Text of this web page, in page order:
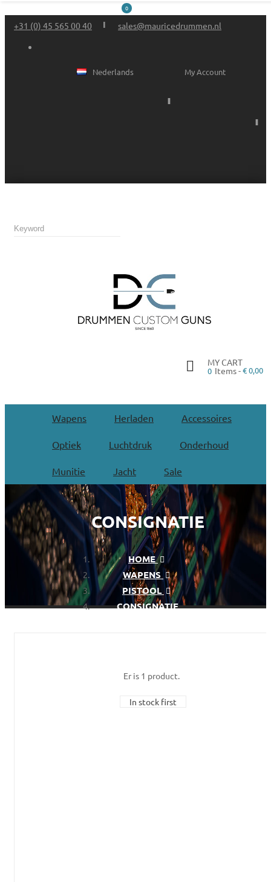
0
+31 (0) 45 565 00 40 sales@mauricedrummen.nl
My Account
Nederlands
MY CART
0 Items -€ 0,00
Wapens Herladen Accessoires
Optiek Luchtdruk Onderhoud
Munitie Jacht Sale
CONSIGNATIE
HOME
WAPENS
PISTOOL
CONSIGNATIE
Er is 1 product.
In stock first